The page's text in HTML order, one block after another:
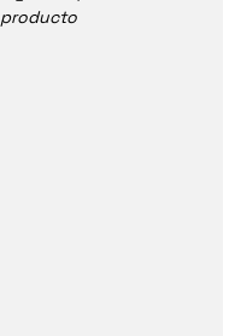
producto